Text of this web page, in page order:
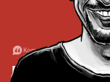
Komentář:Politika 17. 11. 2018•
Británie jako